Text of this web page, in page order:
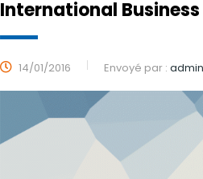
International
14/01/2016 Envoyé par : admin